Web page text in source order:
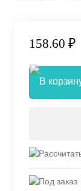
158.60 ₽